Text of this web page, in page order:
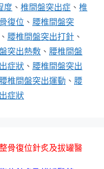
度 、椎間盤突出症 、椎
復位 、 腰椎間盤突
、 腰椎間盤突出打針 、
突出熱敷 、 腰椎間盤
症狀 、 腰椎間盤突出
腰椎間盤突出運動 、 腰
症狀
骨復位針炙及拔罐醫